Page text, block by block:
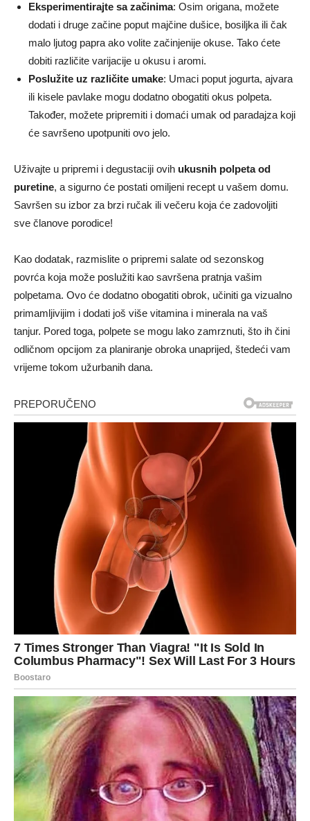
Eksperimentirajte sa začinima: Osim origana, možete
dodati i druge začine poput majčine dušice, bosiljka ili čak
malo ljutog papra ako volite začinjenije okuse. Tako ćete
dobiti različite varijacije u okusu i aromi.
Poslužite uz različite umake: Umaci poput jogurta, ajvara
ili kisele pavlake mogu dodatno obogatiti okus polpeta.
Također, možete pripremiti i domaći umak od paradajza koji
će savršeno upotpuniti ovo jelo.
Uživajte u pripremi i degustaciji ovih ukusnih polpeta od
puretine, a sigurno će postati omiljeni recept u vašem domu.
Savršen su izbor za brzi ručak ili večeru koja će zadovoljiti
sve članove porodice!
Kao dodatak, razmislite o pripremi salate od sezonskog
povrća koja može poslužiti kao savršena pratnja vašim
polpetama. Ovo će dodatno obogatiti obrok, učiniti ga vizualno
primamljivijim i dodati još više vitamina i minerala na vaš
tanjur. Pored toga, polpete se mogu lako zamrznuti, što ih čini
odličnom opcijom za planiranje obroka unaprijed, štedeći vam
vrijeme tokom užurbanih dana.